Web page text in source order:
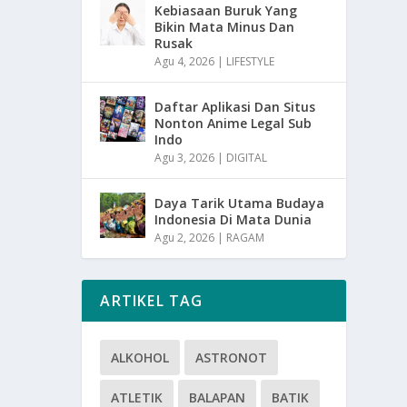
Kebiasaan Buruk Yang
Bikin Mata Minus Dan
Rusak
Agu 4, 2026 | LIFESTYLE
Daftar Aplikasi Dan Situs
Nonton Anime Legal Sub
Indo
Agu 3, 2026 | DIGITAL
Daya Tarik Utama Budaya
Indonesia Di Mata Dunia
Agu 2, 2026 | RAGAM
ARTIKEL TAG
ALKOHOL ASTRONOT
ATLETIK BALAPAN BATIK